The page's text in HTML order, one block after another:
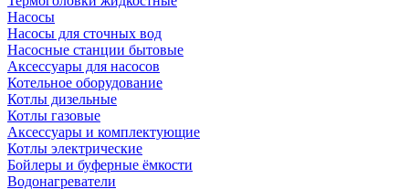
Насосы
Насосы для сточных вод
Насосные станции бытовые
Аксессуары для насосов
Котельное оборудование
Котлы дизельные
Котлы газовые
Аксессуары и комплектующие
Котлы электрические
Бойлеры и буферные ёмкости
Водонагреватели